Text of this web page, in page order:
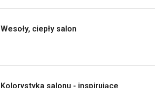
Wesoły, ciepły salon
Kolorystyka salonu - inspirujące